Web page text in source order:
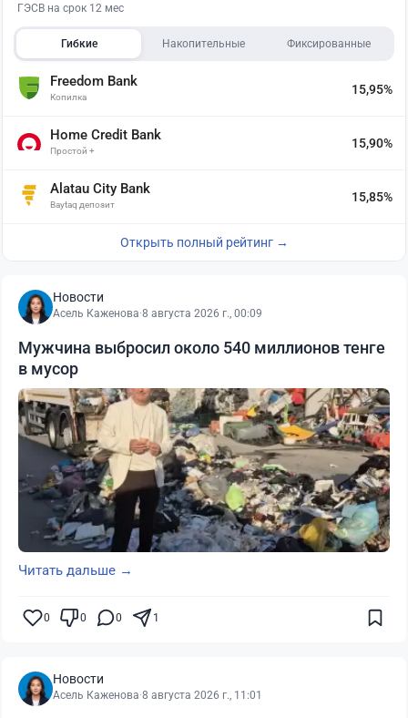
ГЭСВ на срок 12 мес
Гибкие Накопительные Фиксированные
Freedom Bank
Копилка
15,95%
Home Credit Bank
Простой +
15,90%
Alatau City Bank
Baytaq депозит
15,85%
Открыть полный рейтинг →
Новости
Асель Каженова·8 августа 2026 г., 00:09
Мужчина выбросил около 540 миллионов тенге
в мусор
Читать дальше →
0 0 0 1
Новости
Асель Каженова·8 августа 2026 г., 11:01